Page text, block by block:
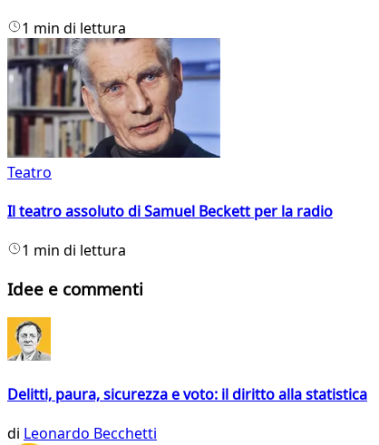
1 min di lettura
Teatro
Il teatro assoluto di Samuel Beckett per la radio
1 min di lettura
Idee e commenti
Delitti, paura, sicurezza e voto: il diritto alla statistica
di Leonardo Becchetti